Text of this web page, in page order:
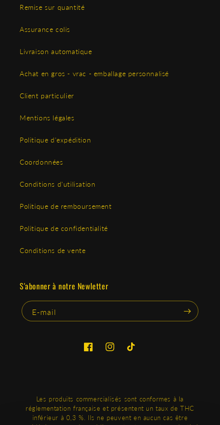
Remise sur quantité
Assurance colis
Livraison automatique
Achat en gros - vrac - emballage personnalisé
Client particulier
Mentions légales
Politique d'expédition
Coordonnées
Conditions d'utilisation
Politique de remboursement
Politique de confidentialité
Conditions de vente
S'abonner à notre Newletter
E-mail
FacebookInstagramTikTok
Les produits commercialisés sont conformes à la
réglementation française et présentent un taux de THC
inférieur à 0,3 %. Ils ne peuvent en aucun cas être